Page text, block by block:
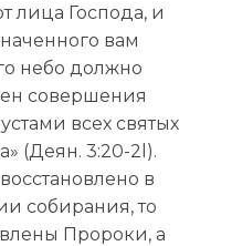
лица Господа, и
вам
небо должно
совершения
всех святых
(Деян. 3:20-2l).
в
собирания, то
Пророки, а